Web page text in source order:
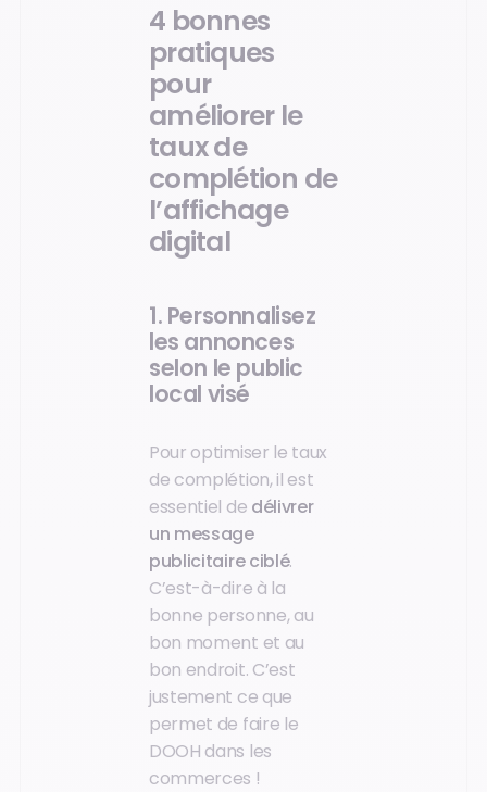
4 bonnes
pratiques
pour
améliorer le
taux de
complétion de
l’affichage
digital
1. Personnalisez
les annonces
selon le public
local visé
Pour optimiser le taux
de complétion, il est
essentiel de délivrer
un message
publicitaire ciblé.
C’est-à-dire à la
bonne personne, au
bon moment et au
bon endroit. C’est
justement ce que
permet de faire le
DOOH dans les
commerces !